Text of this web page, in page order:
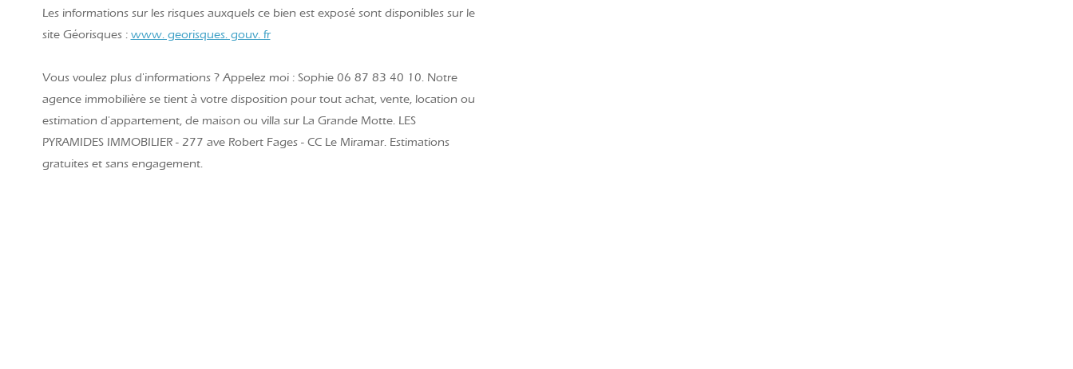
Les informations sur les risques auxquels ce bien est exposé sont disponibles sur le
site Géorisques : www. georisques. gouv. fr
Vous voulez plus d'informations ? Appelez moi : Sophie 06 87 83 40 10. Notre
agence immobilière se tient à votre disposition pour tout achat, vente, location ou
estimation d'appartement, de maison ou villa sur La Grande Motte. LES
PYRAMIDES IMMOBILIER - 277 ave Robert Fages - CC Le Miramar. Estimations
gratuites et sans engagement.